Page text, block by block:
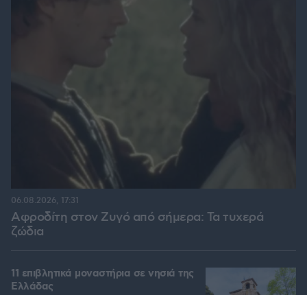
Αφροδίτη στον Ζυγό από σήμερα: Τα τυχερά
ζώδια
06.08.2026, 17:31
11 επιβλητικά μοναστήρια σε νησιά της
Ελλάδας